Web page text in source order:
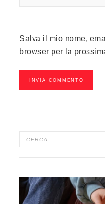
Salva il mio nome,
browser per la